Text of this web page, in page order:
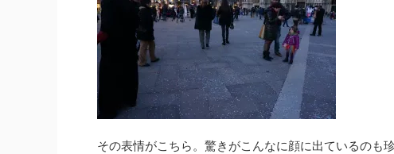
その表情がこちら。驚きがこんなに顔に出ているのも
ーとは？ ロンドンの東にある城砦です。 この城砦
はロンドンの歴史を語る上では外せないとても重要
な城です。 入場料約4000円を払い高いけどしかた
ない！と思って入ったこの城は中世 ...
刺しにして並べたとか…オ
守ったことから国内では
そうです。 シギショアラ/
ニア地方にある街 ...